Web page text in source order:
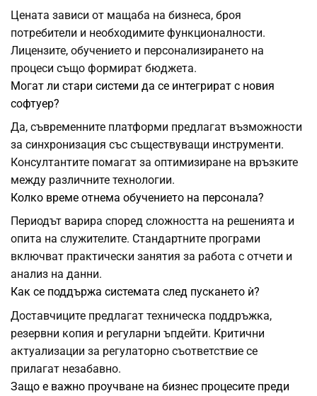
Цената зависи от мащаба на бизнеса, броя
потребители и необходимите функционалности.
Лицензите, обучението и персонализирането на
процеси също формират бюджета.
Могат ли стари системи да се интегрират с новия
софтуер?
Да, съвременните платформи предлагат възможности
за синхронизация със съществуващи инструменти.
Консултантите помагат за оптимизиране на връзките
между различните технологии.
Колко време отнема обучението на персонала?
Периодът варира според сложността на решенията и
опита на служителите. Стандартните програми
включват практически занятия за работа с отчети и
анализ на данни.
Как се поддържа системата след пускането ѝ?
Доставчиците предлагат техническа поддръжка,
резервни копия и регуларни ъпдейти. Критични
актуализации за регулаторно съответствие се
прилагат незабавно.
Защо е важно проучване на бизнес процесите преди